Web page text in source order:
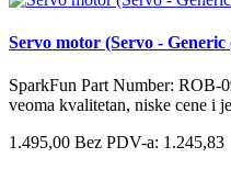
Servo motor (Servo -
SparkFun Part Number: ROB-
veoma kvalitetan, niske cene i
1.495,00 Bez PDV-a: 1.245,83